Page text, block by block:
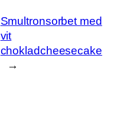
Smultronsorbet med
vit
chokladcheesecake
→